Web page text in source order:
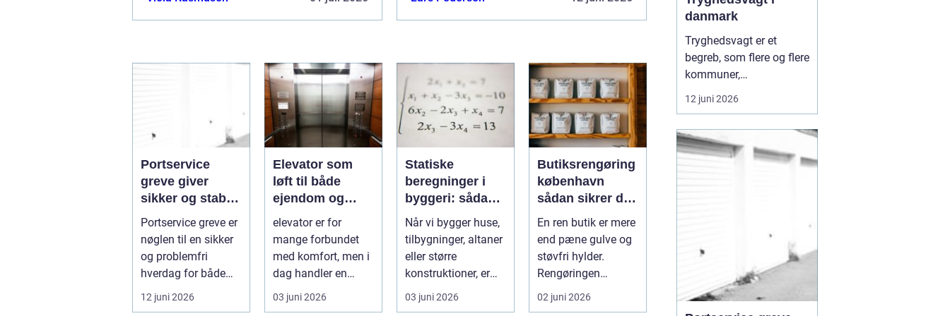
Portservice
greve giver
sikker og stabil
hverdag for
porte
Portservice greve er
nøglen til en sikker
og problemfri
hverdag for både
private og
virksomheder, de...
12 juni 2026
Elevator som
løft til både
ejendom og
hverdag
elevator er for
mange forbundet
med komfort, men i
dag handler en
moderne elevator
lige så meg...
03 juni 2026
Statiske
beregninger i
byggeri: sådan
skaber de
sikkerhed og
tryghed
Når vi bygger huse,
tilbygninger, altaner
eller større
konstruktioner, er
der én ting, der altid
ska...
03 juni 2026
Butiksrengøring
københavn
sådan sikrer du
en indbydende
butik hver dag
En ren butik er mere
end pæne gulve og
støvfri hylder.
Rengøringen
påvirker kundernes
førstehåndsind...
02 juni 2026
danmark
Tryghedsvagt er et
begreb, som flere og flere
kommuner,
boligforeninger og
private aktører arbejder
mere ro i hverdagen.
Tryghedsvagten
12 juni 2026